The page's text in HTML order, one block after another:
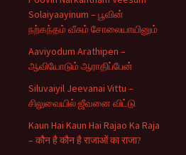
Solaiyaayinum – பூவின்
நற்கந்தம் வீசும் சோலையாயினும்
Aaviyodum Arathipen –
ஆவியோடும் ஆராதிப்பேன்
Siluvaiyil Jeevanai Vittu –
சிலுவையில் ஜீவனை விட்டு
Kaun Hai Kaun Hai Rajao Ka Raja
– कौन है कौन है राजाओं का राजा?